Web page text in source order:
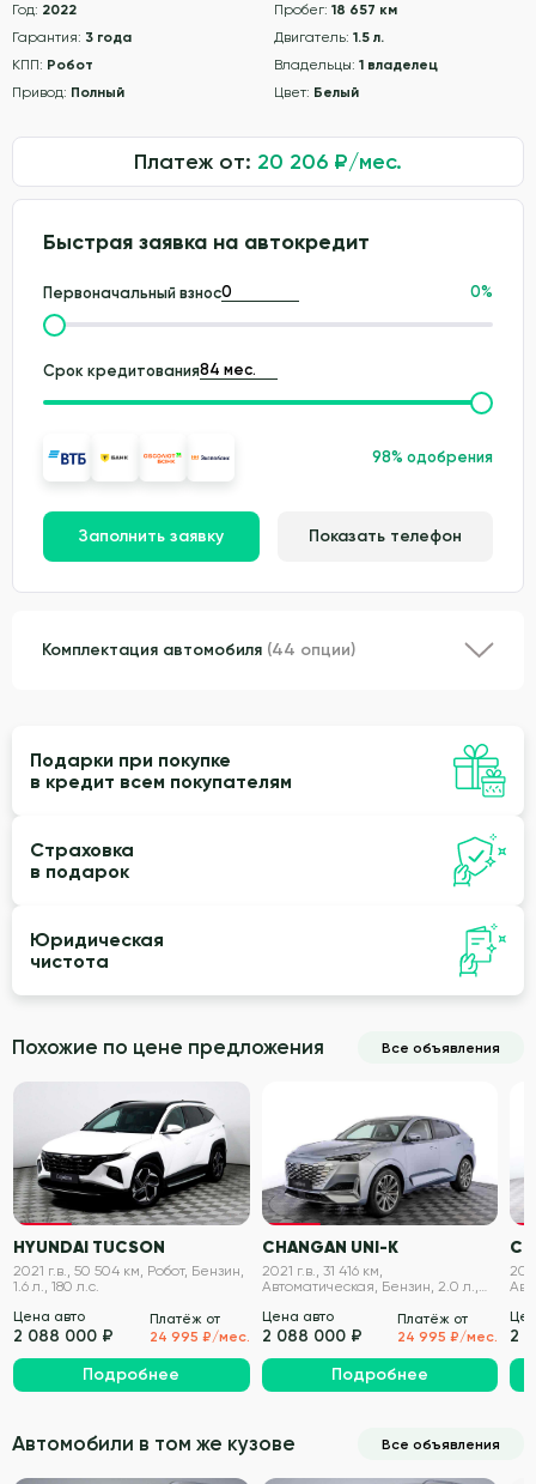
Год: 2022 Пробег: 18 657 км
Гарантия: 3 года Двигатель: 1.5 л.
КПП: Робот Владельцы: 1 владелец
Привод: Полный Цвет: Белый
Платеж от: 20 206 ₽/мес.
Быстрая заявка на автокредит
Первоначальный взнос 0%
Срок кредитования
98% одобрения
Заполнить заявку Показать телефон
Комплектация автомобиля (44 опции)
Подарки при покупке
в кредит всем покупателям
Страховка
в подарок
Юридическая
чистота
Похожие по цене предложения Все объявления
VIN проверен
HYUNDAI TUCSON
2021 г.в., 50 504 км, Робот, Бензин,
1.6 л., 180 л.с.
Цена авто
2 088 000 ₽
Платёж от
24 995 ₽/мес.
Подробнее
VIN проверен
CHANGAN UNI-K
2021 г.в., 31 416 км,
Автоматическая, Бензин, 2.0 л.,
Цена авто
2 088 000 ₽
Платёж от
24 995 ₽/мес.
Подробнее
2
Автомобили в том же кузове Все объявления